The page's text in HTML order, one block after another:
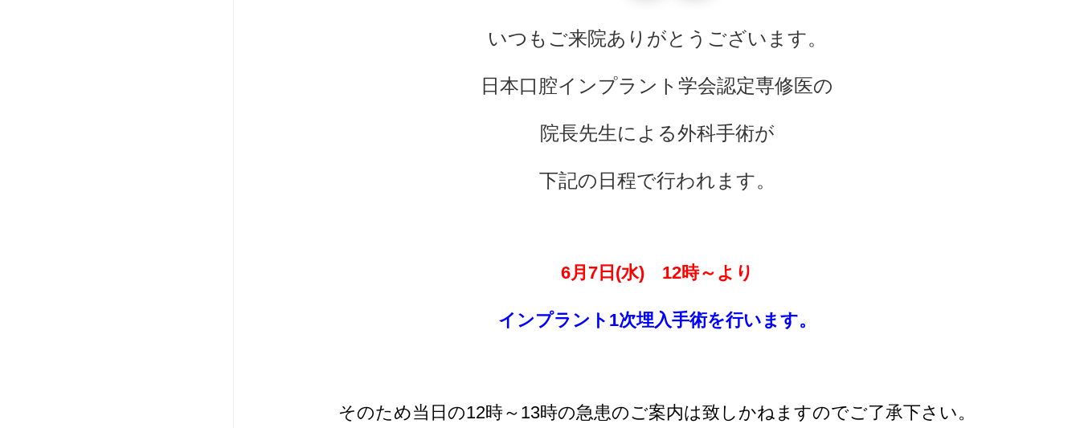
いつもご来院ありがとうございます。
日本口腔インプラント学会認定専修医の
院長先生による外科手術が
下記の日程で行われます。
6月7日(水)12時～より
インプラント1次埋入手術を行います。
そのため当日の12時～13時の急患のご案内は致しかねますのでご了承下さい。